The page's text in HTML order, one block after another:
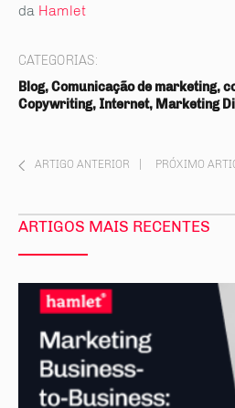
da Hamlet
CATEGORIAS:
Blog, Comunicação de marketing,
Copywriting, Internet, Marketing
ARTIGO ANTERIOR PRÓXIMO
ARTIGOS MAIS RECENTES